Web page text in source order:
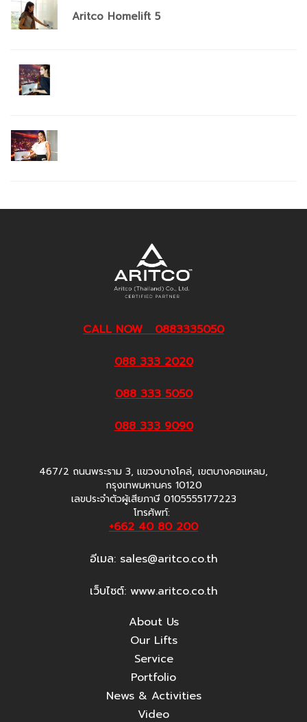
Aritco Homelift 5
CALL NOW 0883335050
088 333 2020
088 333 5050
088 333 9090
467/2 ถนนพระราม 3, แขวงบางโคล่, เขตบางคอแหลม,
กรุงเทพมหานคร 10120
เลขประจำตัวผู้เสียภาษี 0105555177223
โทรศัพท์:
+662 40 80 200
อีเมล: sales@aritco.co.th
เว็บไซต์: www.aritco.co.th
About Us
Our Lifts
Service
Portfolio
News & Activities
Video